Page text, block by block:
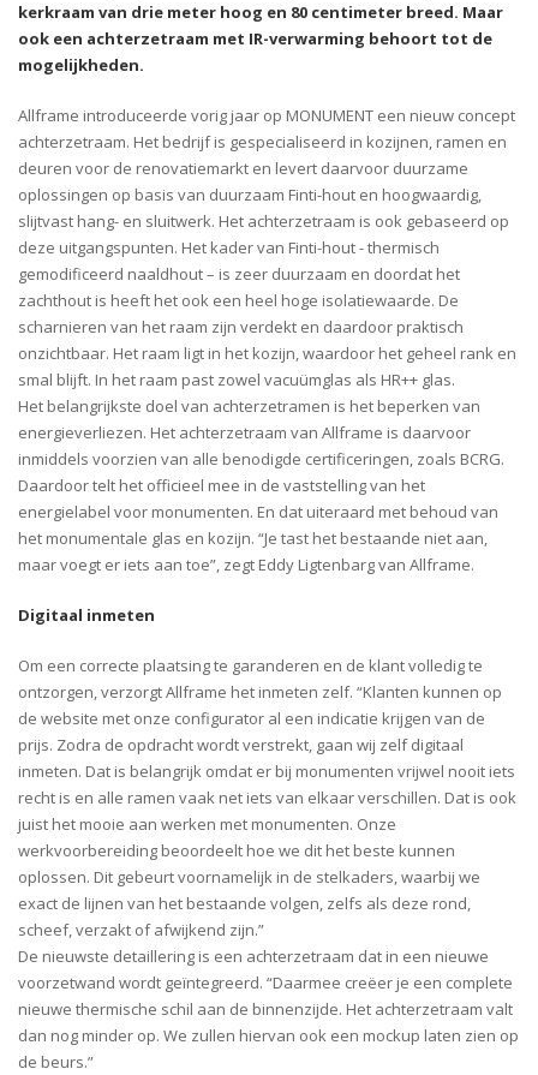
kerkraam van drie meter hoog en 80 centimeter breed. Maar
ook een achterzetraam met IR-verwarming behoort tot de
mogelijkheden.
Allframe introduceerde vorig jaar op MONUMENT een nieuw concept
achterzetraam. Het bedrijf is gespecialiseerd in kozijnen, ramen en
deuren voor de renovatiemarkt en levert daarvoor duurzame
oplossingen op basis van duurzaam Finti-hout en hoogwaardig,
slijtvast hang- en sluitwerk. Het achterzetraam is ook gebaseerd op
deze uitgangspunten. Het kader van Finti-hout - thermisch
gemodificeerd naaldhout – is zeer duurzaam en doordat het
zachthout is heeft het ook een heel hoge isolatiewaarde. De
scharnieren van het raam zijn verdekt en daardoor praktisch
onzichtbaar. Het raam ligt in het kozijn, waardoor het geheel rank en
smal blijft. In het raam past zowel vacuümglas als HR++ glas.
Het belangrijkste doel van achterzetramen is het beperken van
energieverliezen. Het achterzetraam van Allframe is daarvoor
inmiddels voorzien van alle benodigde certificeringen, zoals BCRG.
Daardoor telt het officieel mee in de vaststelling van het
energielabel voor monumenten. En dat uiteraard met behoud van
het monumentale glas en kozijn. “Je tast het bestaande niet aan,
maar voegt er iets aan toe”, zegt Eddy Ligtenbarg van Allframe.
Digitaal inmeten
Om een correcte plaatsing te garanderen en de klant volledig te
ontzorgen, verzorgt Allframe het inmeten zelf. “Klanten kunnen op
de website met onze configurator al een indicatie krijgen van de
prijs. Zodra de opdracht wordt verstrekt, gaan wij zelf digitaal
inmeten. Dat is belangrijk omdat er bij monumenten vrijwel nooit iets
recht is en alle ramen vaak net iets van elkaar verschillen. Dat is ook
juist het mooie aan werken met monumenten. Onze
werkvoorbereiding beoordeelt hoe we dit het beste kunnen
oplossen. Dit gebeurt voornamelijk in de stelkaders, waarbij we
exact de lijnen van het bestaande volgen, zelfs als deze rond,
scheef, verzakt of afwijkend zijn.”
De nieuwste detaillering is een achterzetraam dat in een nieuwe
voorzetwand wordt geïntegreerd. “Daarmee creëer je een complete
nieuwe thermische schil aan de binnenzijde. Het achterzetraam valt
dan nog minder op. We zullen hiervan ook een mockup laten zien op
de beurs.”